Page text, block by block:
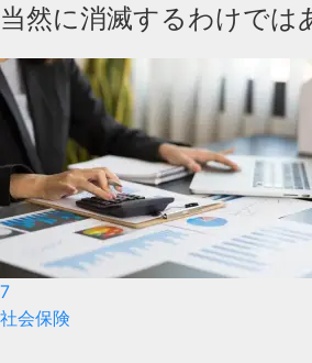
当然に消滅するわけでは
7
社会保険